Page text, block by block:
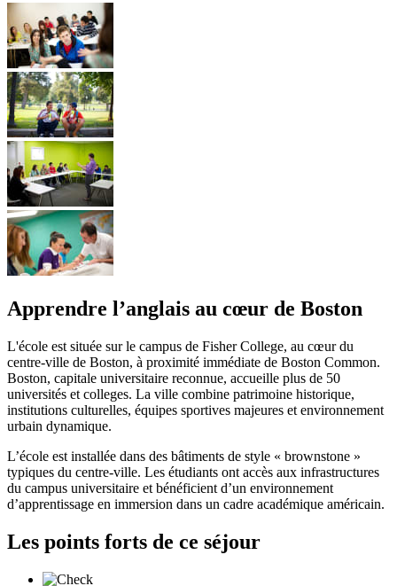
Apprendre l’anglais au cœur de Boston
L'école est située sur le campus de Fisher College, au cœur du
centre-ville de Boston, à proximité immédiate de Boston Common.
Boston, capitale universitaire reconnue, accueille plus de 50
universités et colleges. La ville combine patrimoine historique,
institutions culturelles, équipes sportives majeures et environnement
urbain dynamique.
L’école est installée dans des bâtiments de style « brownstone »
typiques du centre-ville. Les étudiants ont accès aux infrastructures
du campus universitaire et bénéficient d’un environnement
d’apprentissage en immersion dans un cadre académique américain.
Les points forts de ce séjour